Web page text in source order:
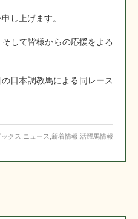
し上げます。
して皆様からの応援をよろ
日本調教馬による同レース
ックス ニュース 新着情報 活躍馬情報